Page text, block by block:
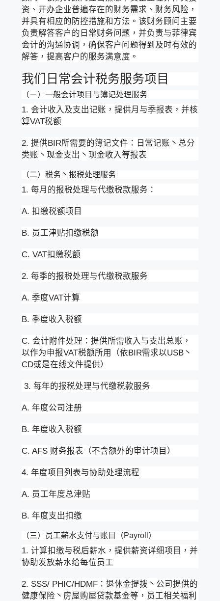
资、开办企业普遍存在的财务需求、财务风险，
并具有相应的防控措施和方法。该财务顾问主要
负责解答客户的日常财务问题，并负责与菲律宾
会计的沟通协调，确保客户问题得到及时有效的
解答，提高客户的服务满意度。
我们日常会计税务服务项目
（ㄧ）一般会计项目与簿记处理服务
1. 会计收入及支出记账，提供月与季报表，并核
算VAT税额
2. 提供BIR所需要的簿记文件：日常记账丶总分
类账丶现金支出丶现金收入等报表
（二）税务丶报税处理服务
1. 每月的报税处理与代缴税款服务：
A. 扣缴税额项目
B. 员工津贴扣缴税额
C. VAT扣缴税额
2. 每季的报税处理与代缴税款服务
A. 季度VAT计算
B. 季度收入税额
C. 会计附件处理：提供所需收入与支出总账，
以作为申报VAT税额所用（依BIR需求以USB丶
CD或是在线文件提供）
3. 每年的报税处理与代缴税款服务
A. 年度公司注册
B. 年度收入税额
C. AFS 财务报表（不含额外的审计项目）
4. 年度项目列表与协助处理流程
A. 员工年度总津贴
B. 年度支出扣缴
（三）员工薪水支付与账目（Payroll）
1. 计算扣缴与税后薪水，提供薪资详细项目，并
协助发放薪水给每位员工
2. SSS/ PHIC/HDMF：退休金提拨丶公司提供的
健康保险丶房屋购屋贷款基金等，员工相关福利